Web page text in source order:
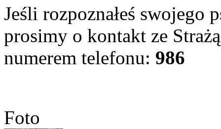
Jeśli rozpoznałeś swojego
prosimy o kontakt ze
numerem telefonu: 986
Foto